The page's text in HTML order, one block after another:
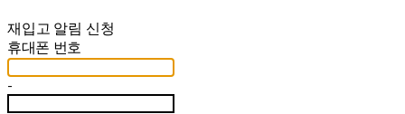
재입고 알림 신청
휴대폰 번호
-